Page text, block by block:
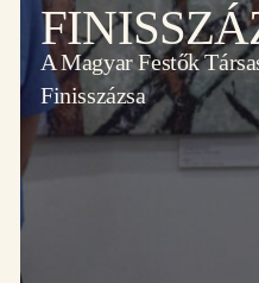
A Magyar Festők
Finisszázsa